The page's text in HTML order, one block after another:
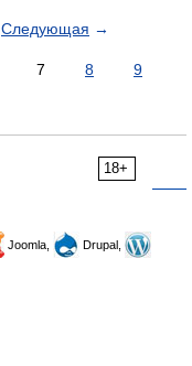
Следующая →
7 8
9
18+
Joomla,
Drupal,